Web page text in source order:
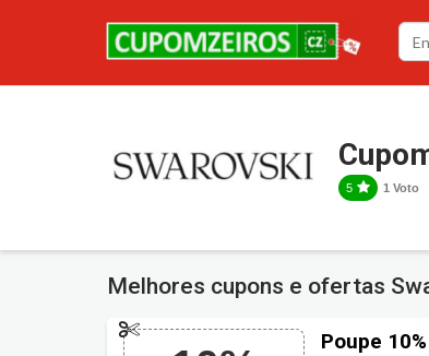
5 1 Voto
Melhores cupons e ofertas
Poupe